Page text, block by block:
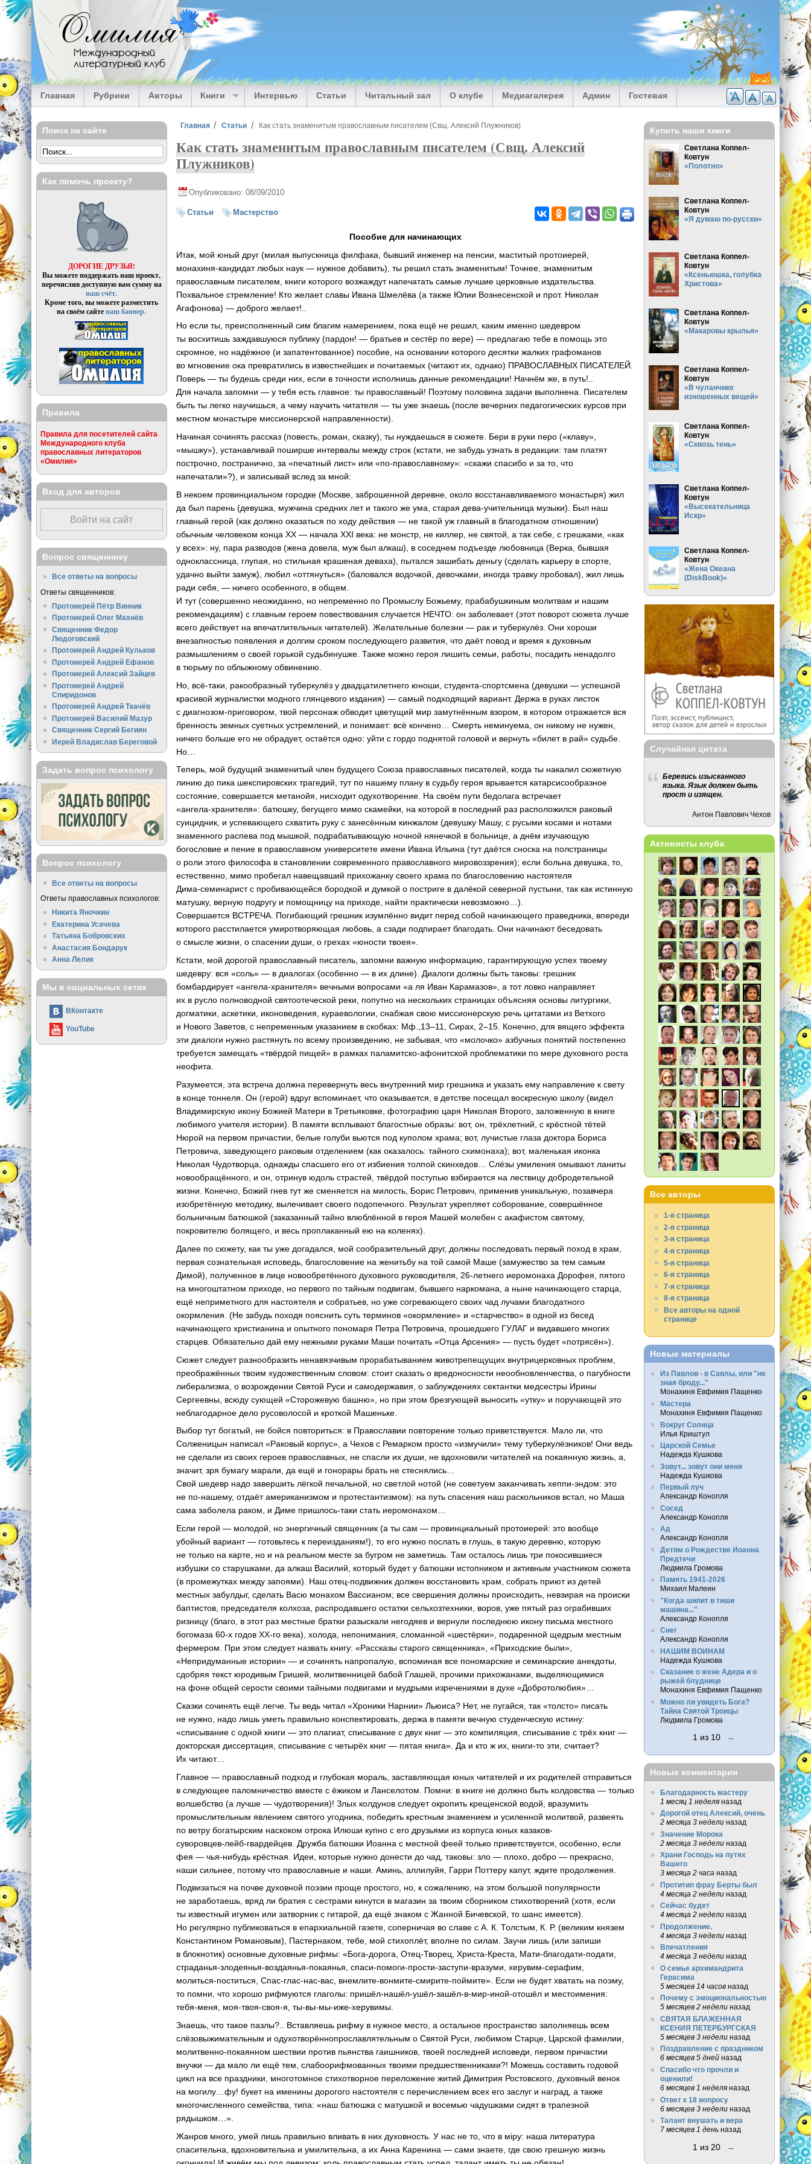
Перейти к основному содержанию
Омилия
Международный
литературный клуб
Главная Рубрики Авторы Книги Интервью Статьи Читальный зал О клубе Медиагалерея Админ Гостевая
Вы здесь
Главная Статьи Как стать знаменитым православным писателем (Свщ. Алексий Плужников)
Как стать знаменитым православным писателем (Свщ. Алексий
Плужников)
Опубликовано: 08/09/2010
Статьи Мастерство
Пособие для начинающих
Итак, мой юный друг (милая выпускница филфака, бывший инженер на пенсии, маститый протоиерей,
монахиня-кандидатлюбых наук — нужное добавить), ты решил стать знаменитым! Точнее, знаменитым
православным писателем, книги которого возжаждут напечатать самые лучшие церковные издательства.
Похвальное стремление! Кто желает славы Ивана Шмелёва (а также Юлии Вознесенской и прот. Николая
Агафонова) — доброго желает!..
Но если ты, преисполненный сим благим намерением, пока ещё не решил, каким именно шедевром
ты восхитишь заждавшуюся публику (пардон! — братьев и сестёр по вере) — предлагаю тебе в помощь это
скромное, но надёжное (и запатентованное) пособие, на основании которого десятки жалких графоманов
во мгновение ока превратились в известнейших и почитаемых (читают их, однако) ПРАВОСЛАВНЫХ ПИСАТЕЛЕЙ.
Поверь — ты будешь среди них, если в точности исполнишь данные рекомендации! Начнём же, в путь!..
Для начала запомни — у тебя есть главное: ты православный! Поэтому половина задачи выполнена. Писателем
быть ты легко научишься, а чему научить читателя — ты уже знаешь (после вечерних педагогических курсов при
местном монастыре миссионерской направленности).
Начиная сочинять рассказ (повесть, роман, сказку), ты нуждаешься в сюжете. Бери в руки перо («клаву»,
«мышку»), устанавливай поширше интервалы между строк (кстати, не забудь узнать в редакции: там платят
построчно, постранично, за «печатный лист» или«по-православному»: «скажи спасибо и за то, что
напечатали»?), и записывай вслед за мной:
В некоем провинциальном городке (Москве, заброшенной деревне, около восстанавливаемого монастыря) жил
да был парень (девушка, мужчина средних лет и такого же ума, старая дева-учительница музыки). Был наш
главный герой (как должно оказаться по ходу действия — не такой уж главный в благодатном отношении)
обычным человеком конца ХХ — начала ХХI века: не монстр, не киллер, не святой, а так себе, с грешками, «как
у всех»: ну, пара разводов (жена довела, муж был алкаш), в соседнем подъезде любовница (Верка, бывшая
одноклассница, глупая, но стильная крашеная деваха), пытался зашибать деньгу (сделать карьеру в спорте,
удачно выйти замуж), любил «оттянуться» (баловался водочкой, девочками, иногда травку пробовал), жил лишь
ради себя, — ничего особенного, в общем.
И тут (совершенно неожиданно, но непременно по Промыслу Божьему, прабабушкиным молитвам и нашим
рекомендациям) с главным героем повествования случается НЕЧТО: он заболевает (этот поворот сюжета лучше
всего действует на впечатлительных читателей). Желательные болезни — рак и туберкулёз. Они хороши
внезапностью появления и долгим сроком последующего развития, что даёт повод и время к духовным
размышлениям о своей горькой судьбинушке. Также можно героя лишить семьи, работы, посадить ненадолго
в тюрьму по облыжному обвинению.
Но, всё-таки , ракообразный туберкулёз у двадцатилетнего юноши,студента-спортсмена (девушки — успешной
красивой журналистки модного глянцевого издания) — самый подходящий вариант. Держа в руках листок
с диагнозом-приговором , твой персонаж обводит цветущий мир замутнённым взором, в котором отражается вся
бренность земных суетных устремлений, и понимает: всё кончено… Смерть неминуема, он никому не нужен,
ничего больше его не обрадует, остаётся одно: уйти с гордо поднятой головой и вернуть «билет в рай» судьбе.
Но…
Теперь, мой будущий знаменитый член будущего Союза православных писателей, когда ты накалил сюжетную
линию до пика шекспировских трагедий, тут по нашему плану в судьбу героя врывается катарсисообразное
состояние, совершается метанойя, нисходит одухотворение. На своём пути бедолага встречает
«ангела-хранителя»: батюшку, бегущего мимо скамейки, на которой в последний раз расположился раковый
суицидник, и успевающего схватить руку с занесённым кинжалом (девушку Машу, с русыми косами и нотами
знаменного распева под мышкой, подрабатывающую ночной нянечкой в больнице, а днём изучающую
богословие и пение в православном университете имени Ивана Ильина (тут даётся сноска на полстраницы
о роли этого философа в становлении современного православного мировоззрения); если больна девушка, то,
естественно, мимо пробегал навещавший прихожанку своего храма по благословению настоятеля
Дима-семинаристс пробивающейся бородкой и думкой о постриге в далёкой северной пустыни, так как истинную
матушку, верную подругу и помощницу на приходе, найти практически невозможно…).
Совершается ВСТРЕЧА. Погибающий грешник изумлённо видит перед собой начинающего праведника, впереди
которого расстилается умиротворяющая любовь, а сзади подпирает благодать. Они начинают беседовать
о смысле жизни, о спасении души, о грехах «юности твоея».
Кстати, мой дорогой православный писатель, запомни важную информацию, гарантирующую успех твоему
шедевру: вся «соль» — в диалогах (особенно — в их длине). Диалоги должны быть таковы: грешник
бомбардирует«ангела-хранителя» вечными вопросами «а ля Иван Карамазов», а тот ловко направляет
их в русло полноводной святоотеческой реки, попутно на нескольких страницах объясняя основы литургики,
догматики, аскетики, иконоведения, кураевологии, снабжая свою миссионерскую речь цитатами из Ветхого
и Нового Заветов, с непременным указанием в скобках: Мф.,13–11, Сирах, 2–15. Конечно, для вящего эффекта
эти диалоги нужно растянуть по всему произведению, не забывая, что «молочко» азбучных понятий постепенно
требуется замещать «твёрдой пищей» в рамках паламитско-афонитской проблематики по мере духовного роста
неофита.
Разумеется, эта встреча должна перевернуть весь внутренний мир грешника и указать ему направление к свету
в конце тоннеля. Он (герой) вдруг вспоминает, что оказывается, в детстве посещал воскресную школу (видел
Владимирскую икону Божией Матери в Третьяковке, фотографию царя Николая Второго, заложенную в книге
любимого учителя истории). В памяти всплывают благостные образы: вот, он, трёхлетний, с крёстной тётей
Нюрой на первом причастии, белые голуби вьются под куполом храма; вот, лучистые глаза доктора Бориса
Петровича, заведующего раковым отделением (как оказалось: тайного схимонаха); вот, маленькая иконка
Николая Чудотворца, однажды спасшего его от избиения толпой скинхедов… Слёзы умиления омывают ланиты
новообращённого, и он, отринув юдоль страстей, твёрдой поступью взбирается на лествицу добродетельной
жизни. Конечно, Божий гнев тут же сменяется на милость, Борис Петрович, применив уникальную, позавчера
изобретённую методику, вылечивает своего подопечного. Результат укрепляет соборование, совершённое
больничным батюшкой (заказанный тайно влюблённой в героя Машей молебен с акафистом святому,
покровителю болящего, и весь проплаканный ею на коленях).
Далее по сюжету, как ты уже догадался, мой сообразительный друг, должны последовать первый поход в храм,
первая сознательная исповедь, благословение на женитьбу на той самой Маше (замужество за тем самым
Димой), полученное в лице новообретённого духовного руководителя, 26-летнего иеромонаха Дорофея, пятого
на многоштатном приходе, но первого по тайным подвигам, бывшего наркомана, а ныне начинающего старца,
ещё неприметного для настоятеля и собратьев, но уже согревающего своих чад лучами благодатного
окормления. (Не забудь походя пояснить суть терминов «окормление» и «старчество» в одной из бесед
начинающего христианина и опытного пономаря Петра Петровича, прошедшего ГУЛАГ и видавшего многих
старцев. Обязательно дай ему нежными руками Маши почитать «Отца Арсения» — пусть будет «потрясён»).
Сюжет следует разнообразить ненавязчивым прорабатыванием животрепещущих внутрицерковных проблем,
преображённых твоим художественным словом: стоит сказать о вредоносности неообновленчества, о пагубности
либерализма, о возрождении Святой Руси и самодержавия, о заблуждениях сектантки медсестры Ирины
Сергеевны, всюду сующей «Сторожевую башню», но при этом брезгующей выносить «утку» и поручающей это
неблагодарное дело русоволосой и кроткой Машеньке.
Выбор тут богатый, не бойся повториться: в Православии повторение только приветствуется. Мало ли, что
Солженицын написал «Раковый корпус», а Чехов с Ремарком просто «измучили» тему туберкулёзников! Они ведь
не сделали из своих героев православных, не спасли их души, не вдохновили читателей на покаянную жизнь, а,
значит, зря бумагу марали, да ещё и гонорары брать не стеснялись…
Свой шедевр надо завершить лёгкой печальной, но светлой нотой (не советуем заканчиватьхеппи-эндом: это
не по-нашему, отдаёт американизмом и протестантизмом): на путь спасения наш раскольников встал, но Маша
сама заболела раком, и Диме пришлось-таки стать иеромонахом…
Если герой — молодой, но энергичный священник (а ты сам — провинциальный протоиерей: это вообще
убойный вариант — готовьтесь к переизданиям!), то его нужно послать в глушь, в такую деревню, которую
не только на карте, но и на реальном месте за бугром не заметишь. Там осталось лишь три покосившиеся
избушки со старушками, да алкаш Василий, который будет у батюшки истопником и активным участником сюжета
(в промежутках между запоями). Нашотец-подвижник должен восстановить храм, собрать приют из детей
местных забулдыг, сделать Васю монахом Вассианом; все свершения должны происходить, невзирая на происки
баптистов, председателя колхоза, распродавшего остатки сельхозтехники, воров, уже пятый раз ограбивших
ризницу (благо, в этот раз местные братки разыскали негодяев и вернули последнюю икону письма местного
богомаза60-х годовХХ-го века), холода, непонимания, сломанной «шестёрки», подаренной щедрым местным
фермером. При этом следует назвать книгу: «Рассказы старого священника», «Приходские были»,
«Непридуманные истории» — и сочинять напропалую, вспоминая все пономарские и семинарские анекдоты,
сдобряя текст юродивым Гришей, молитвенницей бабой Глашей, прочими прихожанами, выделяющимися
на фоне общей серости своими тайными подвигами и мудрыми изречениями в духе «Добротолюбия»…
Сказки сочинять ещё легче. Ты ведь читал «Хроники Нарнии» Льюиса? Нет, не пугайся, так «толсто» писать
не нужно, надо лишь уметь правильно конспектировать, держа в памяти вечную студенческую истину:
«списывание с одной книги — это плагиат, списывание с двух книг — это компиляция, списывание с трёх книг —
докторская диссертация, списывание с четырёх книг — пятая книга». Да и кто ж их, книги-то эти, считает?
Их читают…
Главное — православный подход и глубокая мораль, заставляющая юных читателей и их родителей отправиться
в следующее паломничество вместе с ёжиком и Ланселотом. Помни: в книге не должно быть колдовства — только
волшебство (а лучше — чудотворения)! Злых колдунов следует окропить крещенской водой, вразумить
промыслительным явлением святого угодника, победить крестным знамением и усиленной молитвой, развеять
по ветру богатырским наскоком отрока Илюши купно с его друзьями из корпуса юных казаков-
суворовцев-лейб-гвардейцев . Дружба батюшки Иоанна с местной феей только приветствуется, особенно, если
фея —чья-нибудь крёстная. Идеи, которые нужно донести до чад, таковы: зло — плохо, добро — прекрасно,
наши сильнее, потому что православные и наши. Аминь, аллилуйя, Гарри Поттеру капут, ждите продолжения.
Подвизаться на почве духовной поэзии проще простого, но, к сожалению, на этом большой популярности
не заработаешь, вряд ли братия с сестрами кинутся в магазин за твоим сборником стихотворений (хотя, если
ты известный игумен или затворник с гитарой, да ещё знаком с Жанной Бичевской, то шанс имеется).
Но регулярно публиковаться в епархиальной газете, соперничая во славе сА. К. Толстым, К. Р. (великим князем
Константином Романовым), Пастернаком, тебе, мой стихоплёт, вполне по силам. Заучи лишь (или запиши
в блокнотик) основные духовные рифмы:«Бога-дорога,Отец-Творец,Христа-Креста, Мати-благодати-подати,
страданья-злодеянья-воздаянья-покаянья, спаси-помоги-прости-заступи-вразуми,херувим-серафим,
молиться-поститься, Спас-глас-нас-вас, внемлите-вонмите-смирите-поймите». Если не будет хватать на поэму,
то помни, что хорошо рифмуются глаголы: пришёл-нашёл-ушёл-зашёл-в-мир-иной-отошёл и местоимения:
тебя-меня, моя-твоя-своя-я, ты-вы-мы-иже-херувимы.
Знаешь, что такое пазлы?.. Вставляешь рифму в нужное место, а остальное пространство заполняешь всем
слёзовыжимательным и одухотворённопрославлятельным о Святой Руси, любимом Старце, Царской фамилии,
молитвенно-покаянном шествии против пьянства гаишников, твоей последней исповеди, первом причастии
внучки — да мало ли ещё тем, слабоорифмованных твоими предшественниками?! Можешь составить годовой
цикл на все праздники, многотомное стихотворное переложение житий Димитрия Ростовского, духовный венок
на могилу…фу! букет на именины дорогого настоятеля с перечислением всех его заслуг и наград, а также
многочисленного семейства, типа: «наш батюшка с матушкой и восемью чадушками сидят в трапезной
рядышком…».
Жанров много, умей лишь правильно вливать в них духовность. У нас не то, что в мiру: наша литература
спасительна, вдохновительна и умилительна, а их Анна Каренина — сами знаете, где свою грешную жизнь
Поиск на сайте
Как помочь проекту?
ДОРОГИЕ ДРУЗЬЯ!
Вы можете поддержать наш проект,
перечислив доступную вам сумму на
наш счёт.
Кроме того, вы можете разместить
на своём сайтенаш баннер.
Правила
Правила для посетителей сайта
Международного клуба
православных литераторов
«Омилия»
Вход для авторов
Войти на сайт
Вопрос священнику
Все ответы на вопросы
Ответы священников:
Протоиерей Пётр Винник
Протоиерей Олег Махнёв
Священник Федор
Людоговский
Протоиерей Андрей Кульков
Протоиерей Андрей Ефанов
Протоиерей Алексий Зайцев
Протоиерей Андрей
Спиридонов
Протоиерей Андрей Ткачёв
Протоиерей Василий Мазур
Священник Сергий Бегиян
Иерей Владислав Береговой
Задать вопрос психологу
Вопрос психологу
Все ответы на вопросы
Ответы православных психологов:
Никита Яночкин
Екатерина Усачева
Татьяна Бобровских
Анастасия Бондарук
Анна Лелик
Мы в социальных сетях
ВКонтакте
YouTube
Купить наши книги
Светлана Коппел-
Ковтун
«Полотно»
Светлана Коппел-
Ковтун
«Я думаю по-русски»
Светлана Коппел-
Ковтун
«Ксеньюшка, голубка
Христова»
Светлана Коппел-
Ковтун
«Макаровы крылья»
Светлана Коппел-
Ковтун
«В чуланчике
изношенных вещей»
Светлана Коппел-
Ковтун
«Сквозь тень»
Светлана Коппел-
Ковтун
«Высекательница
Искр»
Светлана Коппел-
Ковтун
«Жена Океана
(DiskBook)»
Случайная цитата
Берегись изысканного
языка. Язык должен быть
прост и изящен.
Антон Павлович Чехов
Активисты клуба
Все авторы
1-я страница
2-я страница
3-я страница
4-я страница
5-я страница
6-я страница
7-я страница
8-я страница
Все авторы на одной
странице
Новые материалы
Из Павлов - в Савлы, или "не
зная броду..."
Монахиня Евфимия Пащенко
Мастера
Монахиня Евфимия Пащенко
Вокруг Солнца
Илья Криштул
Царской Семье
Надежда Кушкова
Зовут... зовут они меня
Надежда Кушкова
Первый луч
Александр Конопля
Сосед
Александр Конопля
Ад
Александр Конопля
Детям о Рождестве Иоанна
Предтечи
Людмила Громова
Память 1941-2026
Михаил Малеин
"Когда шипит в тиши
машина..."
Александр Конопля
Снег
Александр Конопля
НАШИМ ВОИНАМ
Надежда Кушкова
Сказание о жене Адера и о
рыжей блуднице
Монахиня Евфимия Пащенко
Можно ли увидеть Бога?
Тайна Святой Троицы
Людмила Громова
1 из 10 →
Новые комментарии
Благодарность мастеру
1 месяц 1 неделяназад
Дорогой отец Алексий, очень
2 месяца 3 неделиназад
Значение Морока
2 месяца 3 неделиназад
Храни Господь на путях
Вашего
3 месяца 2 часа назад
Протитип фрау Берты был
4 месяца 2 неделиназад
Сейчас будет
4 месяца 2 неделиназад
Продолжение.
4 месяца 3 неделиназад
Впечатления
4 месяца 3 неделиназад
О семье архимандрита
Герасима
5 месяцев 14 часовназад
Почему с эмоциональностью
5 месяцев 2 неделиназад
СВЯТАЯ БЛАЖЕННАЯ
КСЕНИЯ ПЕТЕРБУРГСКАЯ
5 месяцев 3 неделиназад
Поздравление с праздником
6 месяцев 5 днейназад
Спасибо что прочли и
оценили!
6 месяцев 1 неделяназад
Ответ к 18 вопросу
6 месяцев 3 неделиназад
Талант внушать и вера
7 месяцев 1 деньназад
1 из 20 →